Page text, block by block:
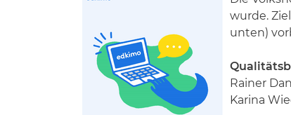
wurde.
unten)
Rainer
Karina